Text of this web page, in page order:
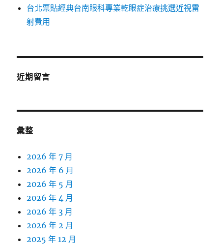
台北票貼經典台南眼科專業乾眼症治療挑選近視雷
射費用
近期留言
彙整
2026 年 7 月
2026 年 6 月
2026 年 5 月
2026 年 4 月
2026 年 3 月
2026 年 2 月
2025 年 12 月